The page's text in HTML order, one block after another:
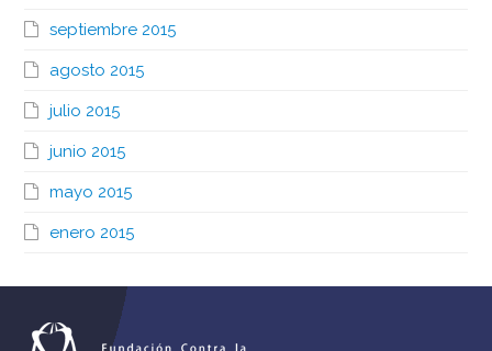
septiembre 2015
agosto 2015
julio 2015
junio 2015
mayo 2015
enero 2015